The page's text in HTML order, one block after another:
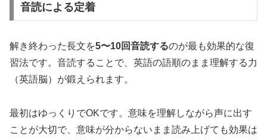
音読による定着
解き終わった長文を5〜10回音読するのが最も効果的な復
習法です。音読することで、英語の語順のまま理解する力
（英語脳）が鍛えられます。
最初はゆっくりでOKです。意味を理解しながら声に出す
ことが大切で、意味が分からないまま読み上げても効果は